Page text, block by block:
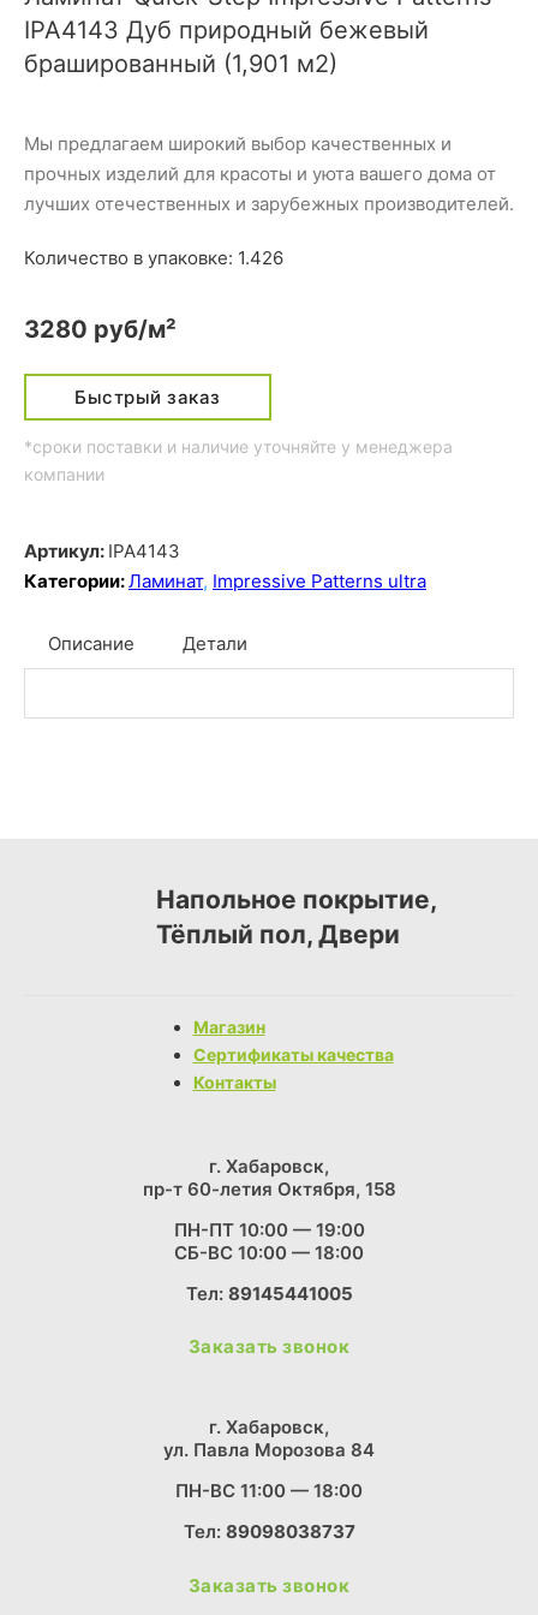
IPA4143 Дуб природный бежевый
брашированный (1,901 м2)
Мы предлагаем широкий выбор качественных и
прочных изделий для красоты и уюта вашего дома от
лучших отечественных и зарубежных производителей.
Количество в упаковке: 1.426
3280 руб/м²
Быстрый заказ
*сроки поставки и наличие уточняйте у менеджера
компании
Артикул: IPA4143
Категории:Ламинат, Impressive Patterns ultra
Описание Детали
Напольное покрытие,
Тёплый пол, Двери
Магазин
Сертификаты качества
Контакты
г. Хабаровск,
пр-т 60-летия Октября, 158
ПН-ПТ 10:00 — 19:00
СБ-ВС 10:00 — 18:00
Тел: 89145441005
Заказать звонок
г. Хабаровск,
ул. Павла Морозова 84
ПН-ВС 11:00 — 18:00
Тел: 89098038737
Заказать звонок